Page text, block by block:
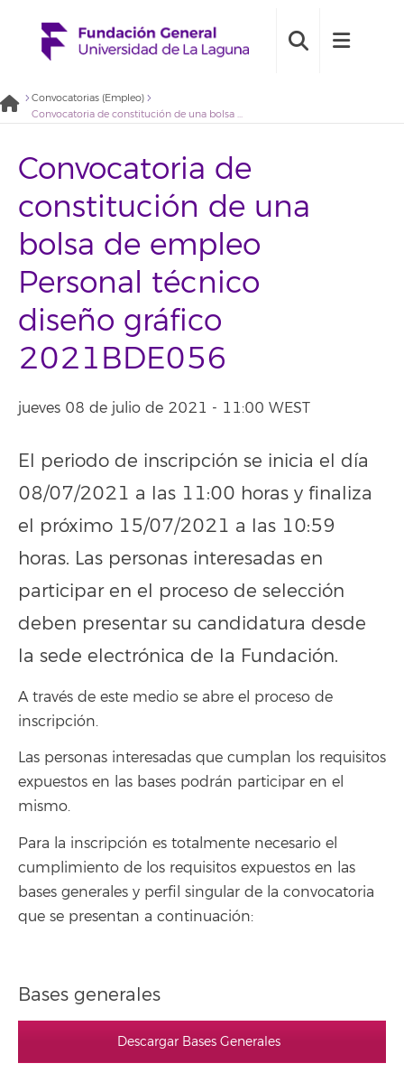
Convocatorias (Empleo)
Convocatoria de constitución de una bolsa de empleo Personal técnico diseño gráfico 2021BDE056
Convocatoria de
constitución de una
bolsa de empleo
Personal técnico
diseño gráfico
2021BDE056
jueves 08 de julio de 2021 - 11:00 WEST
El periodo de inscripción se inicia el día
08/07/2021 a las 11:00 horas y finaliza
el próximo 15/07/2021 a las 10:59
horas. Las personas interesadas en
participar en el proceso de selección
deben presentar su candidatura desde
la sede electrónica de la Fundación.
A través de este medio se abre el proceso de
inscripción.
Las personas interesadas que cumplan los requisitos
expuestos en las bases podrán participar en el
mismo.
Para la inscripción es totalmente necesario el
cumplimiento de los requisitos expuestos en las
bases generales y perfil singular de la convocatoria
que se presentan a continuación:
Bases generales
Descargar Bases Generales